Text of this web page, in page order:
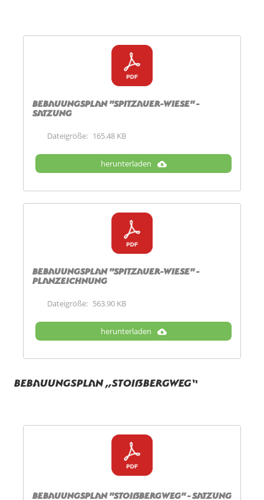
Bebauungsplan "Spitzauer-Wiese" -
Satzung
Dateigröße: 165.48 KB
herunterladen
Bebauungsplan "Spitzauer-Wiese" -
Planzeichnung
Dateigröße: 563.90 KB
herunterladen
Bebauungsplan „Stoißbergweg“
Bebauungsplan "Stoißbergweg" - Satzung